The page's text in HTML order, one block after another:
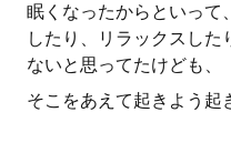
眠くなったからといって
したり、リラックスした
ないと思ってたけども、
そこをあえて起きよう起